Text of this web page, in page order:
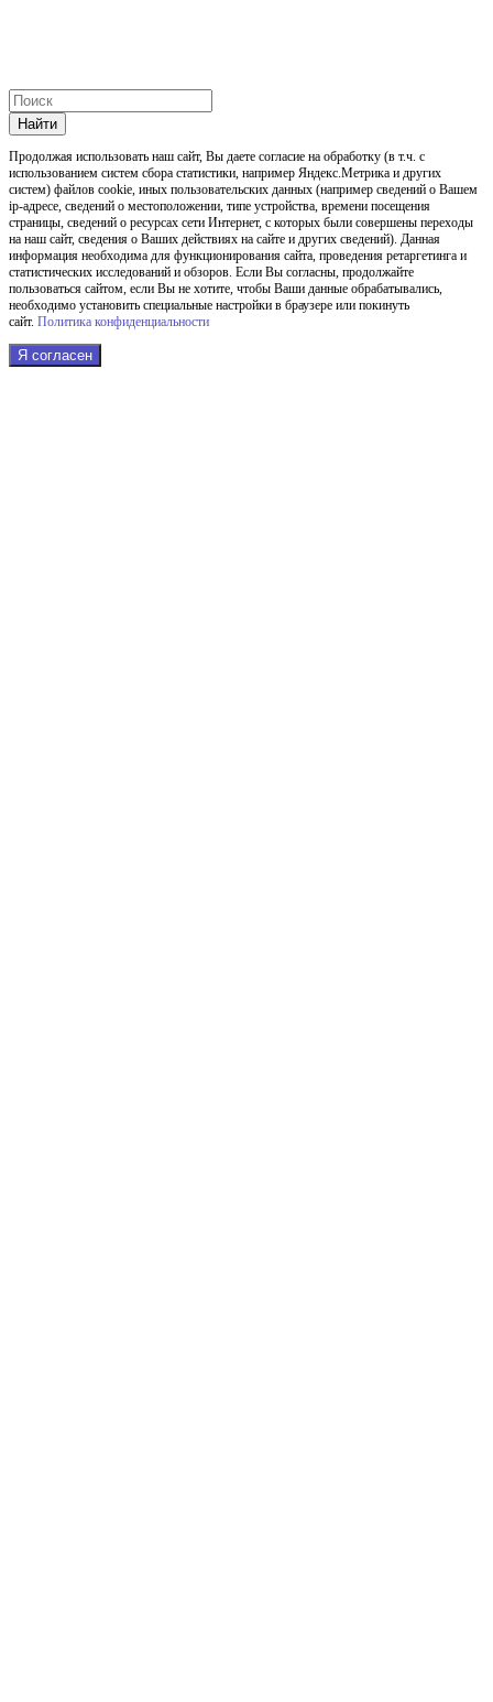
Найти
Продолжая использовать наш cайт, Вы даете согласие на обработку (в т.ч. с
использованием систем сбора статистики, например Яндекс.Метрика и других
систем) файлов cookie, иных пользовательских данных (например сведений о Вашем
ip-адресе, сведений о местоположении, типе устройства, времени посещения
страницы, сведений о ресурсах сети Интернет, с которых были совершены переходы
на наш сайт, сведения о Ваших действиях на сайте и других сведений). Данная
информация необходима для функционирования сайта, проведения ретаргетинга и
статистических исследований и обзоров. Если Вы согласны, продолжайте
пользоваться сайтом, если Вы не хотите, чтобы Ваши данные обрабатывались,
необходимо установить специальные настройки в браузере или покинуть
сайт. Политика конфиденциальности
Я согласен